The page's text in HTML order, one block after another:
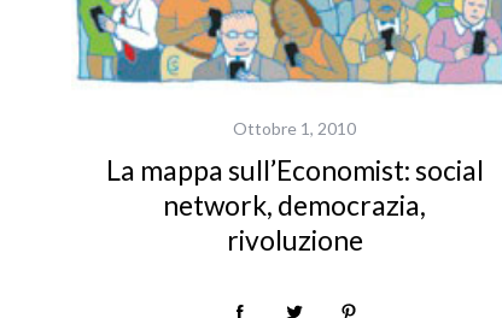
Ottobre 1, 2010
La mappa sull’Economist: social
network, democrazia,
rivoluzione